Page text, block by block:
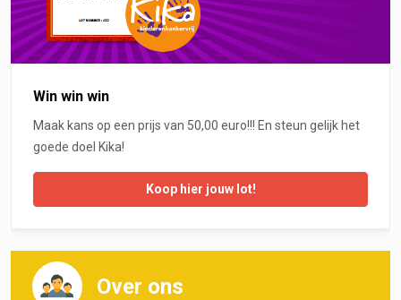
Win win win
Maak kans op een prijs van 50,00 euro!!! En steun gelijk het
goede doel Kika!
Koop hier jouw lot!
Over ons